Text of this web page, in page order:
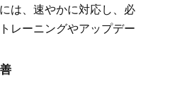
は、速やかに対応し、必
レーニングやアップデー